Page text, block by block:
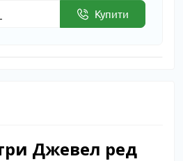
Купити
Джевел ред